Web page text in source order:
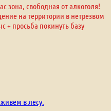
зона, свободная от алкоголя!
на территории в нетрезвом
+ просьба покинуть базу
в лесу.